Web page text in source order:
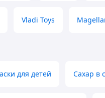
Vladi Toys
для детей Сахар в